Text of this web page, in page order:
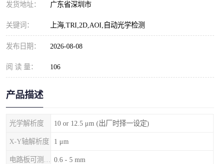
发货地址： 广东省深圳市
关键词： 上海,TRI,2D,AOI,自动光学检测
发布日期： 2026-08-08
阅 读 量： 106
产品描述
光学解析度 10 or 12.5 μm (出厂时择一设定)
X-Y轴解析度 1 μm
0.6 - 5 mm